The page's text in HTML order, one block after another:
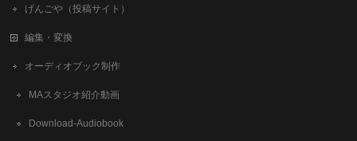
げんごや（投稿サイト）
編集・変換
オーディオブック制作
MAスタジオ紹介動画
Download-Audiobook